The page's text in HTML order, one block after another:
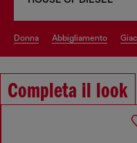
donna abbigliamento
Completa il look